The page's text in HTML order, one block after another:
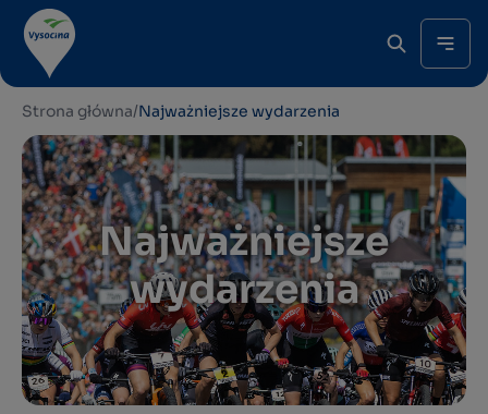
Strona główna/Najważniejsze wydarzenia
Najważniejsze
wydarzenia